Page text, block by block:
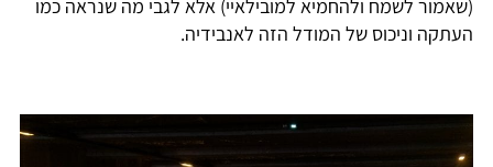
לשמח ולהחמיא למובילאיי) אלא לגבי מה שנראה כמו
וניכוס של המודל הזה לאנבידיה.